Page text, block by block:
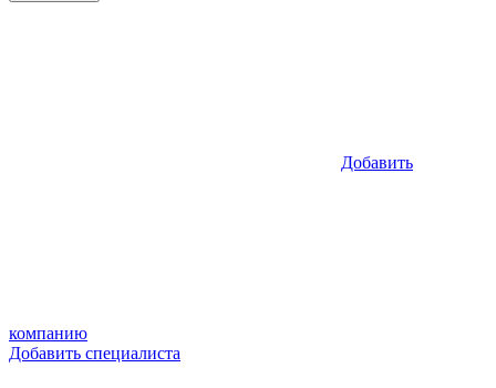
Добавить
компанию
Добавить специалиста